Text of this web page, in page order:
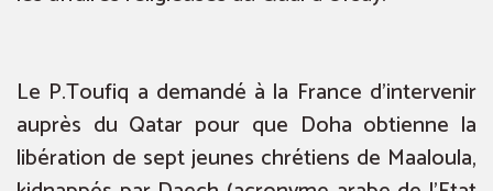
Le P.Toufiq a demandé à la France d’intervenir
auprès du Qatar pour que Doha obtienne la
libération de sept jeunes chrétiens de Maaloula,